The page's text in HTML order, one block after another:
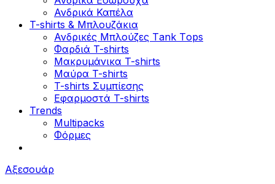
Ανδρικά Καπέλα
T-shirts & Μπλουζάκια
Ανδρικές Mπλούζες Τank Τops
Φαρδιά T-shirts
Μακρυμάνικα T-shirts
Μαύρα T-shirts
T-shirts Συμπίεσης
Εφαρμοστά T-shirts
Trends
Multipacks
Φόρμες
Αξεσουάρ